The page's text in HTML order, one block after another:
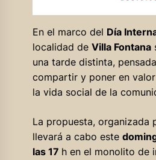
En el marco del Día
localidad de Villa Fontana
una tarde distinta,
compartir y poner en
la vida social de la
La propuesta, organizada
llevará a cabo este
las 17 h en el monolito de